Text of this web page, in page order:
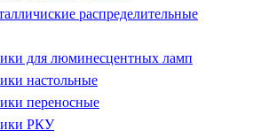
распределительные
для люминесцентных ламп
настольные
переносные
РКУ